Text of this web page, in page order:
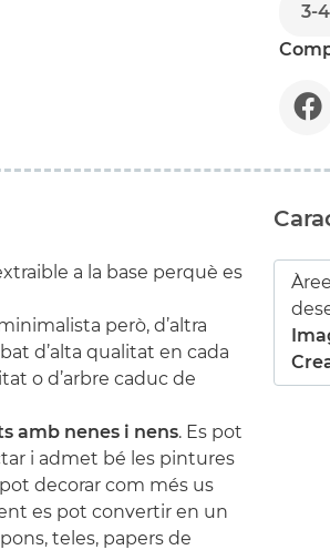
3-
a la base perquè es
però, d’altra
d’alta qualitat en cada
o d’arbre caduc de
amb nenes i nens. Es pot
i admet bé les pintures
decorar com més us
es pot convertir en un
teles, papers de